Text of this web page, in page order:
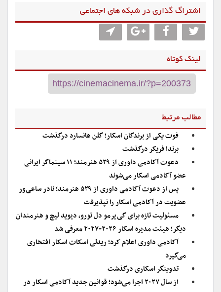
اشتراگ گذاری در شبکه های اجتماعی
لینک کوتاه
مطالب مرتبط
فوت یکی از برندگان اسکار؛ گلن هانسارد درگذشت
برندا فریکر درگذشت
دعوت آکادمی داوری از ۵۲۹ هنرمند؛ ۱۱ سینماگر ایرانی
عضو آکادمی اسکار می‌شوند
پس از دعوت آکادمی داوری از ۵۲۹ هنرمند؛ نادر ساعی‌ور
عضویت در آکادمی اسکار را نپذیرفت
مسئولیت تازه برای گی‌یرمو دل تورو، دیوید لیچ و هنرمندان
دیگر؛ هیئت مدیره اسکار ۲۰۲۶-۲۰۲۷ معرفی شد
آکادمی داوری اعلام کرد؛ ریدلی اسکات اسکار افتخاری
می‌گیرد
تدوینگر اسکاری درگذشت
از سال ۲۰۲۷ اجرا می‌شود؛ قوانین جدید آکادمی اسکار در